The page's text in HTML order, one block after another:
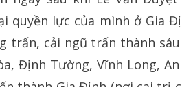
quyền lực của mình ở Gia
trấn, cải ngũ trấn thành
Định Tường, Vĩnh Long,